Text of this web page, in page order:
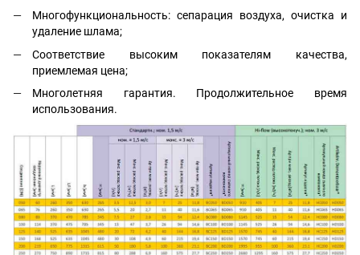
Многофункциональность: сепарация воздуха, очистка и
удаление шлама;
Соответствие высоким показателям качества,
приемлемая цена;
Многолетняя гарантия. Продолжительное время
использования.